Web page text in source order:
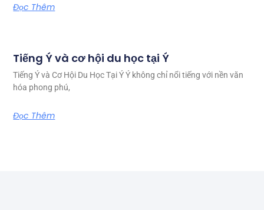
Đọc Thêm
Tiếng Ý và cơ hội du học tại Ý
Tiếng Ý và Cơ Hội Du Học Tại Ý Ý không chỉ nổi tiếng với nền văn
hóa phong phú,
Đọc Thêm